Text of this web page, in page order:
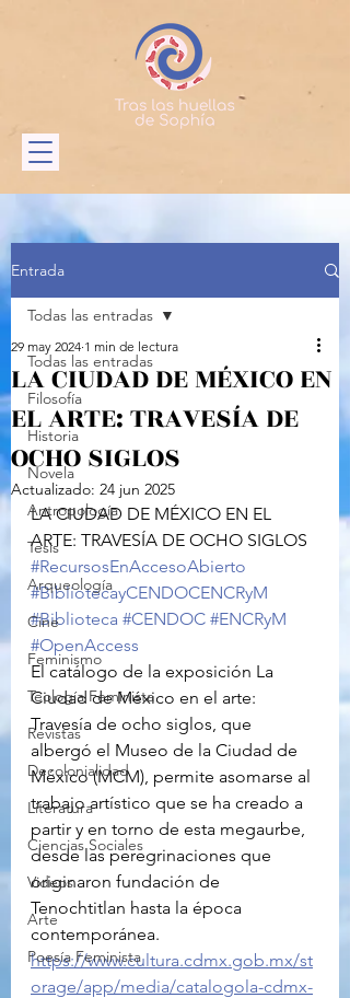
Entrada
Todas las entradas
Filosofía
Historia
Novela
Antropología
Tesis
Arqueología
Cine
Feminismo
Teología Feminista
Revistas
Decolonialidad
Literatura
Ciencias Sociales
Videos
Arte
Poesía Feminista
Todas las entradas
LA CIUDAD DE MÉXICO EN
EL ARTE: TRAVESÍA DE
OCHO SIGLOS
29 may 2024 1 min de lectura
Actualizado: 24 jun 2025
LA CIUDAD DE MÉXICO EN EL
ARTE: TRAVESÍA DE OCHO SIGLOS
#RecursosEnAccesoAbierto
#BibliotecayCENDOCENCRyM
#Biblioteca #CENDOC #ENCRyM
#OpenAccess
El catálogo de la exposición La
Ciudad de México en el arte:
Travesía de ocho siglos, que
albergó el Museo de la Ciudad de
México (MCM), permite asomarse al
trabajo artístico que se ha creado a
partir y en torno de esta megaurbe,
desde las peregrinaciones que
originaron fundación de
Tenochtitlan hasta la época
contemporánea.
https://www.cultura.cdmx.gob.mx/st
orage/app/media/catalogola-cdmx-